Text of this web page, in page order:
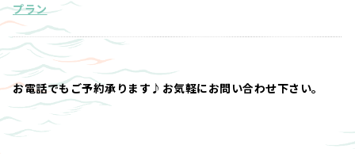
プラン
お電話でもご予約承ります♪お気軽にお問い合わせ下さい。